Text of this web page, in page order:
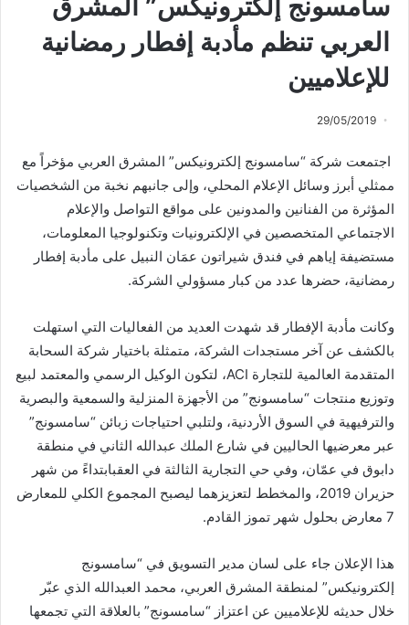
سامسونج إلكترونيكس” المشرق
العربي تنظم مأدبة إفطار رمضانية
للإعلاميين
29/05/2019
اجتمعت شركة “سامسونج إلكترونيكس” المشرق العربي مؤخراً مع
ممثلي أبرز وسائل الإعلام المحلي، وإلى جانبهم نخبة من الشخصيات
المؤثرة من الفنانين والمدونين على مواقع التواصل والإعلام
الاجتماعي المتخصصين في الإلكترونيات وتكنولوجيا المعلومات،
مستضيفة إياهم في فندق شيراتون عمَان النبيل على مأدبة إفطار
رمضانية، حضرها عدد من كبار مسؤولي الشركة.
وكانت مأدبة الإفطار قد شهدت العديد من الفعاليات التي استهلت
بالكشف عن آخر مستجدات الشركة، متمثلة باختيار شركة السحابة
المتقدمة العالمية للتجارة ACI، لتكون الوكيل الرسمي والمعتمد لبيع
وتوزيع منتجات “سامسونج” من الأجهزة المنزلية والسمعية والبصرية
والترفيهية في السوق الأردنية، ولتلبي احتياجات زبائن “سامسونج”
عبر معرضيها الحاليين في شارع الملك عبدالله الثاني في منطقة
دابوق في عمّان، وفي حي التجارية الثالثة في العقبابتداءً من شهر
حزيران 2019، والمخطط لتعزيزهما ليصبح المجموع الكلي للمعارض
7 معارض بحلول شهر تموز القادم.
هذا الإعلان جاء على لسان مدير التسويق في “سامسونج
إلكترونيكس” لمنطقة المشرق العربي، محمد العبدالله الذي عبّر
خلال حديثه للإعلاميين عن اعتزاز “سامسونج” بالعلاقة التي تجمعها